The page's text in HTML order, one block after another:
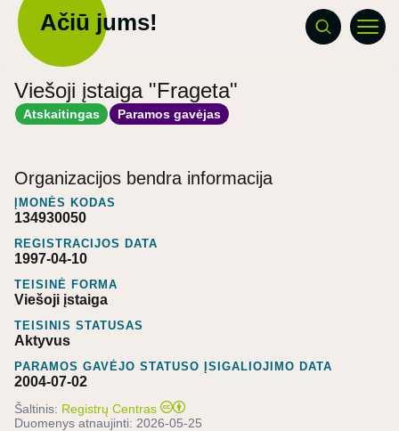
Ačiū jums!
Viešoji įstaiga "Frageta"
Atskaitingas Paramos gavėjas
Organizacijos bendra informacija
ĮMONĖS KODAS
134930050
REGISTRACIJOS DATA
1997-04-10
TEISINĖ FORMA
Viešoji įstaiga
TEISINIS STATUSAS
Aktyvus
PARAMOS GAVĖJO STATUSO ĮSIGALIOJIMO DATA
2004-07-02
Šaltinis: Registrų Centras
Duomenys atnaujinti: 2026-05-25